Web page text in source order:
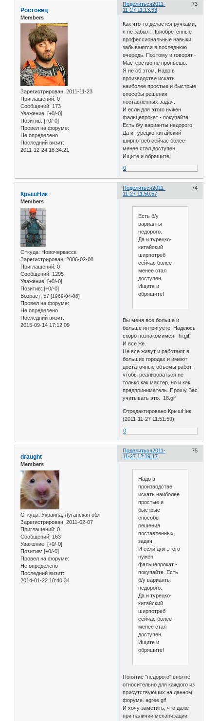
Поделиться 73
2011-
11-27 11:13:33
Ростовец
Members
Зарегистрирован: 2011-11-23
Приглашений: 0
Сообщений: 173
Уважение: [+0/-0]
Позитив: [+0/-0]
Провел на форуме:
Не определено
Последний визит:
2011-12-24 18:34:21
Как что-то делается ручками,
я не забыл. Приобретённые
профессиональные навыки
забываются в последнюю
очередь. Поэтому и говорят -
Мастерство не пропьешь.
Я не об этом. Надо в
производстве искать
наиболее простые и быстрые
способы решения
поставленных задач.
И если для этого нужен
фальцепрокат - покупайте.
Есть б/у варианты недорого.
Да и турецко-китайский
ширпотреб сейчас более-
менее стал доступен.
Ищите и обрящите!
0
Поделиться 74
2011-
11-27 11:50:57
КрышНик
Members
Откуда: Новочеркасск
Зарегистрирован: 2006-02-08
Приглашений: 0
Сообщений: 1295
Уважение: [+0/-0]
Позитив: [+0/-0]
Возраст: 57 [1969-04-06]
Провел на форуме:
Не определено
Последний визит:
2015-09-14 17:12:09
Есть б/у
варианты
недорого.
Да и турецко-
китайский
ширпотреб
сейчас более-
менее стал
доступен.
Ищите и
обрящите!
Вы меня все больше и
больше интригуете! Надеюсь
скоро познакомимся. hi.gif
И все же.
Не все живут и работают в
больших городах и имеют
достаточные объемы работ,
чтобы реализоваться не
только как мастер, но и как
предприниматель. Прошу Вас
учитывать это. 18.gif
Отредактировано КрышНик
(2011-11-27 11:51:59)
0
Поделиться 75
2011-
11-27 12:19:17
draught
Members
Откуда: Украина, Луганская обл.
Зарегистрирован: 2011-02-07
Приглашений: 0
Сообщений: 163
Уважение: [+0/-0]
Позитив: [+0/-0]
Провел на форуме:
Не определено
Последний визит:
2014-01-22 10:40:34
Надо в
производстве
искать наиболее
простые и
быстрые
способы
решения
поставленных
задач.
И если для этого
нужен
фальцепрокат -
покупайте. Есть
б/у варианты
недорого.
Да и турецко-
китайский
ширпотреб
сейчас более-
менее стал
доступен.
Ищите и
обрящите!
Понятие "недорого" вполне
относительно для каждого из
присутствующих на данном
форуме. agree.gif
И хочу заметить, что даже
при наличии механизации